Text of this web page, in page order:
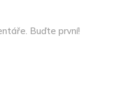
Buďte první!